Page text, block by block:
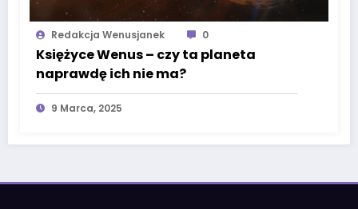
Redakcja Wenusjanek 0
Księżyce Wenus – czy ta planeta
naprawdę ich nie ma?
9 Marca, 2025